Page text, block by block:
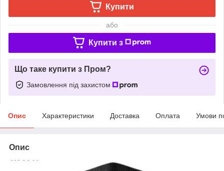
Купити
або
Купити з
Що таке купити з Пром?
Замовлення під захистом
Опис Характеристики Доставка Оплата Умови
Опис